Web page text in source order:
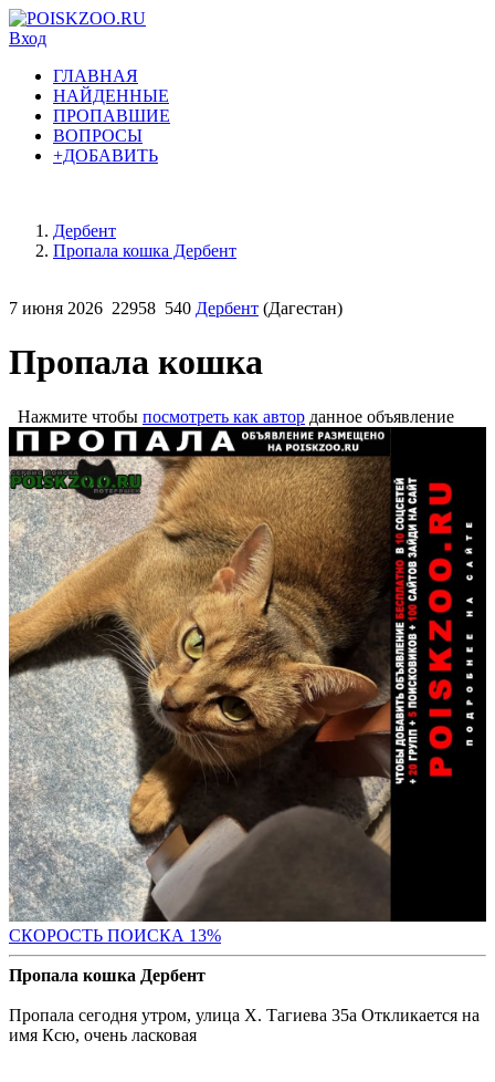
Вход
ГЛАВНАЯ
НАЙДЕННЫЕ
ПРОПАВШИЕ
ВОПРОСЫ
+ДОБАВИТЬ
Дербент
Пропала кошка Дербент
7 июня 2026 22958 540 Дербент (Дагестан)
Пропала кошка
Нажмите чтобы посмотреть как автор данное объявление
СКОРОСТЬ ПОИСКА 13%
Пропала кошка Дербент
Пропала сегодня утром, улица Х. Тагиева 35а Откликается на
имя Ксю, очень ласковая